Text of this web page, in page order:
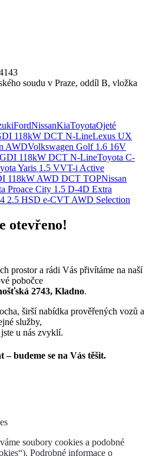
soudu v Praze, oddíl B, vložka
FordNissanKiaToyotaOjeté
118kW DCT N-LineLexus UX
AWDVolkswagen Golf 1.6 16V
118kW DCT N-LineToyota C-
Yaris 1.5 VVT-i Active
118kW AWD DCT TOPNissan
Proace City 1.5 D-4D Extra
2.5 HSD e-CVT AWD Selection
otevřeno!
prostor a rádi Vás přivítáme na naší
pobočce
2743, Kladno.
širší nabídka prověřených vozů a
služby,
u nás zvyklí.
– budeme se na Vás těšit.
soubory cookies a podobné
Podrobné informace o